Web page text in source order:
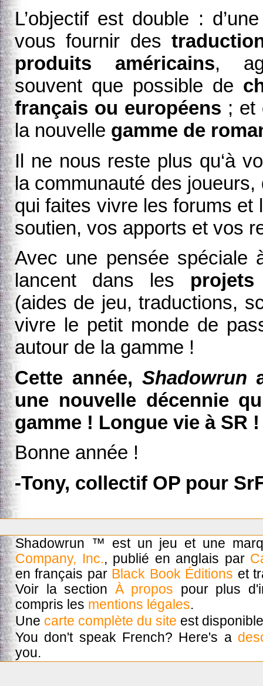
L’objectif est double :
vous fournir des
produits américains,
souvent que possible de
français ou européens ; et
la nouvelle gamme de
Il ne nous reste plus qu‘à
la communauté des
qui faites vivre les forums et
soutien, vos apports et vos
Avec une pensée spéciale
lancent dans les projets
(aides de jeu, traductions,
vivre le petit monde de
autour de la gamme !
Cette année, Shadowrun
une nouvelle décennie
gamme ! Longue vie à SR !
Bonne année !
-Tony, collectif OP pour
Shadowrun ™ est un jeu et une
Company, Inc., publié en anglais par
en français par Black Book Éditions et
Voir la section À propos pour plus
compris les mentions légales.
Une carte complète du site est
You don't speak French? Here's a
you.